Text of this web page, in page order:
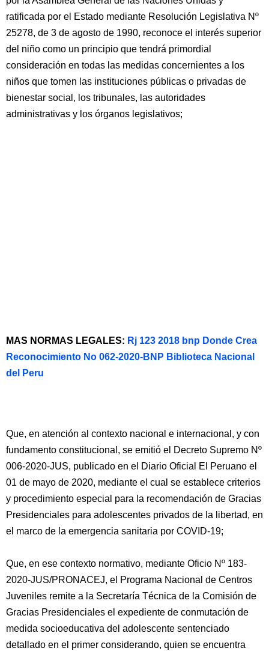
ratificada por el Estado mediante Resolución Legislativa Nº
25278, de 3 de agosto de 1990, reconoce el interés superior
del niño como un principio que tendrá primordial
consideración en todas las medidas concernientes a los
niños que tomen las instituciones públicas o privadas de
bienestar social, los tribunales, las autoridades
administrativas y los órganos legislativos;
MAS NORMAS LEGALES: Rj 123 2018 bnp Donde Crea
Reconocimiento No 062-2020-BNP Biblioteca Nacional
del Peru
Que, en atención al contexto nacional e internacional, y con
fundamento constitucional, se emitió el Decreto Supremo Nº
006-2020-JUS, publicado en el Diario Oficial El Peruano el
01 de mayo de 2020, mediante el cual se establece criterios
y procedimiento especial para la recomendación de Gracias
Presidenciales para adolescentes privados de la libertad, en
el marco de la emergencia sanitaria por COVID-19;
Que, en ese contexto normativo, mediante Oficio Nº 183-
2020-JUS/PRONACEJ, el Programa Nacional de Centros
Juveniles remite a la Secretaría Técnica de la Comisión de
Gracias Presidenciales el expediente de conmutación de
medida socioeducativa del adolescente sentenciado
detallado en el primer considerando, quien se encuentra